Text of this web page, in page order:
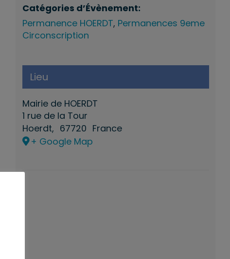
Catégories d’Évènement:
Permanence HOERDT, Permanences 9eme
Circonscription
Lieu
Mairie de HOERDT
1 rue de la Tour
Hoerdt, 67720 France
+ Google Map